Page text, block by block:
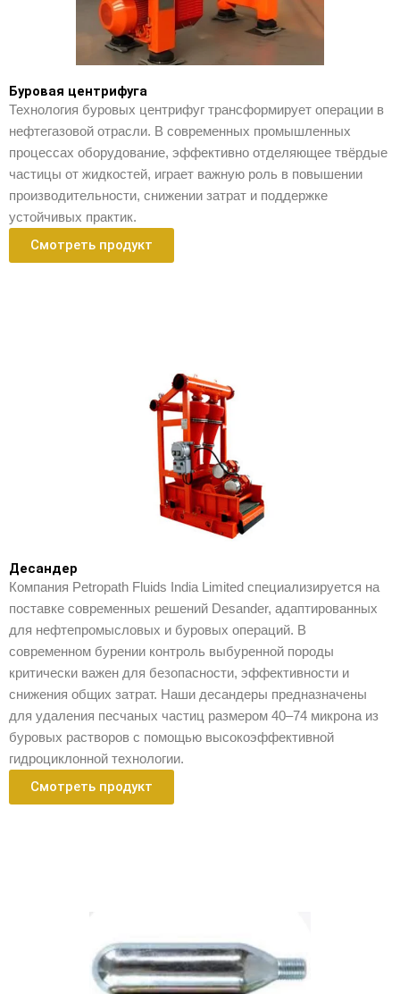
Буровая центрифуга
Технология буровых центрифуг трансформирует операции в
нефтегазовой отрасли. В современных промышленных
процессах оборудование, эффективно отделяющее твёрдые
частицы от жидкостей, играет важную роль в повышении
производительности, снижении затрат и поддержке
устойчивых практик.
Смотреть продукт
Десандер
Компания Petropath Fluids India Limited специализируется на
поставке современных решений Desander, адаптированных
для нефтепромысловых и буровых операций. В
современном бурении контроль выбуренной породы
критически важен для безопасности, эффективности и
снижения общих затрат. Наши десандеры предназначены
для удаления песчаных частиц размером 40–74 микрона из
буровых растворов с помощью высокоэффективной
гидроциклонной технологии.
Смотреть продукт